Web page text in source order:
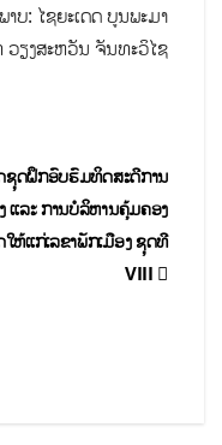
ດ ບູນພະມາ
ຽງສະຫວັນ ຈັນທະວິໄຊ
ດຝຶກອົບຮົມທິດສະດີການ
ແລະ ການບໍລິຫານຄຸ້ມຄອງ
ຫ້ແກ່ເລຂາພັກເມືອງ ຊຸດທີ
VIII